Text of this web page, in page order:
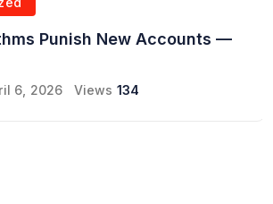
Punish New Accounts —
6, 2026 Views 134